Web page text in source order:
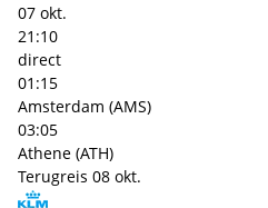
07 okt.
21:10
direct
01:15
Amsterdam (AMS)
03:05
Athene (ATH)
Terugreis 08 okt.